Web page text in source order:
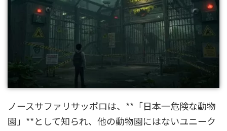
ノースサファリサッポロは、**「日本一危険な動物
園」**として知られ、他の動物園にはないユニーク